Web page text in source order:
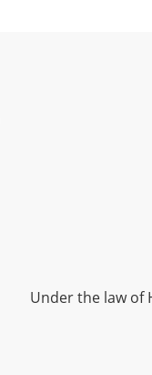
Under the law of